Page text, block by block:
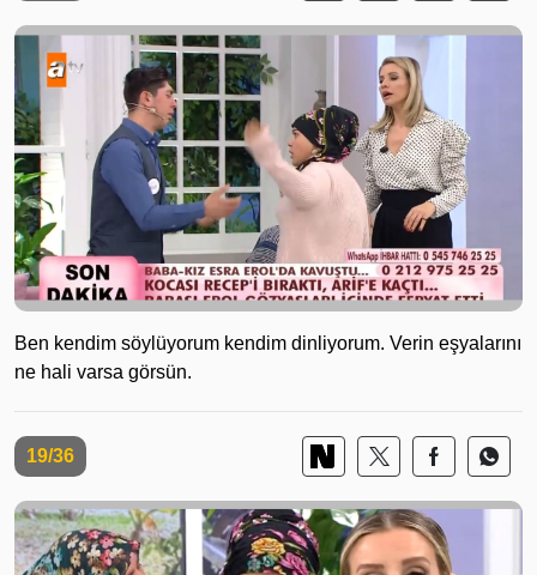
Ben kendim söylüyorum kendim dinliyorum. Verin eşyalarını
ne hali varsa görsün.
19/36